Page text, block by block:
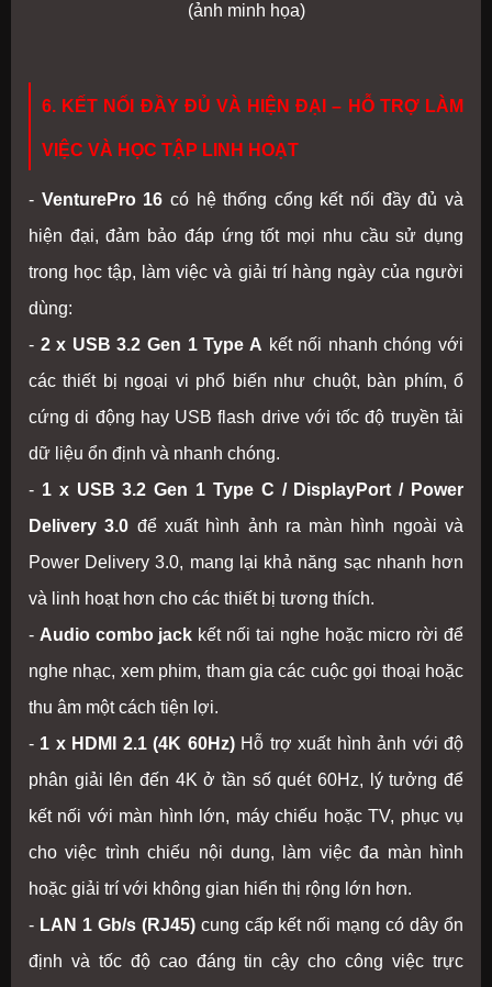
(ảnh minh họa)
6. KẾT NỐI ĐẦY ĐỦ VÀ HIỆN ĐẠI – HỖ TRỢ LÀM
VIỆC VÀ HỌC TẬP LINH HOẠT
- VenturePro 16 có hệ thống cổng kết nối đầy đủ và
hiện đại, đảm bảo đáp ứng tốt mọi nhu cầu sử dụng
trong học tập, làm việc và giải trí hàng ngày của người
dùng:
- 2 x USB 3.2 Gen 1 Type A kếtnối nhanh chóng với
các thiết bị ngoại vi phổ biến như chuột, bàn phím, ổ
cứng di động hay USB flash drive với tốc độ truyền tải
dữ liệu ổn định và nhanh chóng.
- 1 x USB 3.2 Gen 1 Type C / DisplayPort / Power
Delivery 3.0 để xuất hình ảnh ra màn hình ngoài và
Power Delivery 3.0, mang lại khả năng sạc nhanh hơn
và linh hoạt hơn cho các thiết bị tương thích.
- Audio combo jack kết nối tai nghe hoặc micro rời để
nghe nhạc, xem phim, tham gia các cuộc gọi thoại hoặc
thu âm một cách tiện lợi.
- 1 x HDMI 2.1 (4K 60Hz) Hỗ trợ xuất hình ảnh với độ
phân giải lên đến 4K ở tần số quét 60Hz, lý tưởng để
kết nối với màn hình lớn, máy chiếu hoặc TV, phục vụ
cho việc trình chiếu nội dung, làm việc đa màn hình
hoặc giải trí với không gian hiển thị rộng lớn hơn.
- LAN 1 Gb/s (RJ45)cung cấp kết nối mạng có dây ổn
định và tốc độ cao đáng tin cậy cho công việc trực